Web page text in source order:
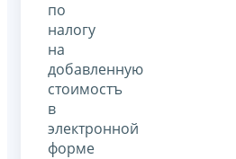
по
налогу
на
добавленную
стоимостъ
в
электронной
форме